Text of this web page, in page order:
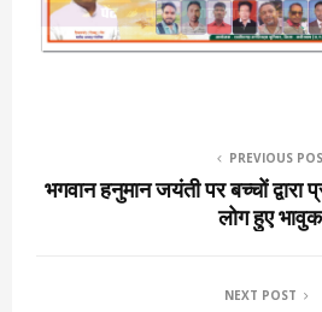
PREVIOUS
भगवान हनुमान जयंती पर बच्चों द्वारा
लोग हुए भावुक
NEXT POST